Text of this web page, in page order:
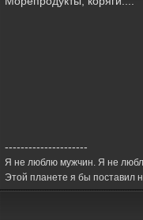
---------------------
Я не люблю мужчин. Я не
Этой планете я бы поставил